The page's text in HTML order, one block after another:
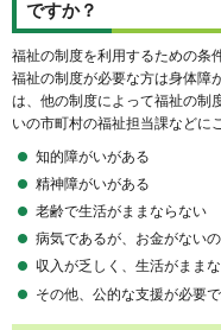
ですか？
福祉の制度を利用するための条
福祉の制度が必要な方は身体障
は、他の制度によって福祉の制
いの市町村の福祉担当課などに
知的障がいがある
精神障がいがある
老齢で生活がままならない
病気であるが、お金がない
収入が乏しく、生活がまま
その他、公的な支援が必要